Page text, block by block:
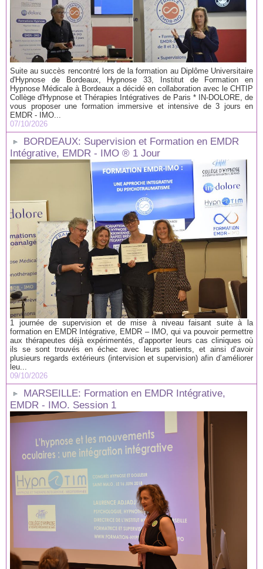
Suite au succès rencontré lors de la formation au Diplôme Universitaire
d'Hypnose de Bordeaux, Hypnose 33, Institut de Formation en
Hypnose Médicale à Bordeaux a décidé en collaboration avec le CHTIP
Collège d'Hypnose et Thérapies Intégratives de Paris * IN-DOLORE, de
vous proposer une formation immersive et intensive de 3 jours en
EMDR - IMO...
07/10/2026
BORDEAUX: Supervision et Formation en EMDR
Intégrative, EMDR - IMO ® 1 Jour
1 journée de supervision et de mise à niveau faisant suite à la
formation en EMDR Intégrative, EMDR – IMO, qui va pouvoir permettre
aux thérapeutes déjà expérimentés, d’apporter leurs cas cliniques où
ils se sont trouvés en échec avec leurs patients, et ainsi d’avoir
plusieurs regards extérieurs (intervision et supervision) afin d’améliorer
leu...
09/10/2026
MARSEILLE: Formation en EMDR Intégrative,
EMDR - IMO. Session 1